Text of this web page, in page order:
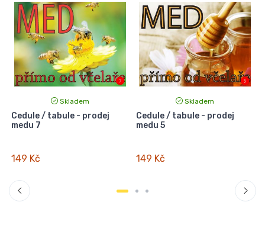
Skladem
Cedule / tabule - prodej
medu 7
149 Kč
Skladem
Cedule / tabule - prodej
medu 5
149 Kč